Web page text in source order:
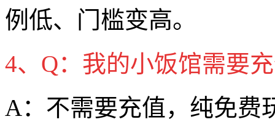
例低、门槛变高。
4、Q：我的小饭馆需要
A：不需要充值，纯免费